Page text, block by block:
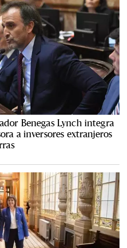
Benegas Lynch integra
a inversores extranjeros